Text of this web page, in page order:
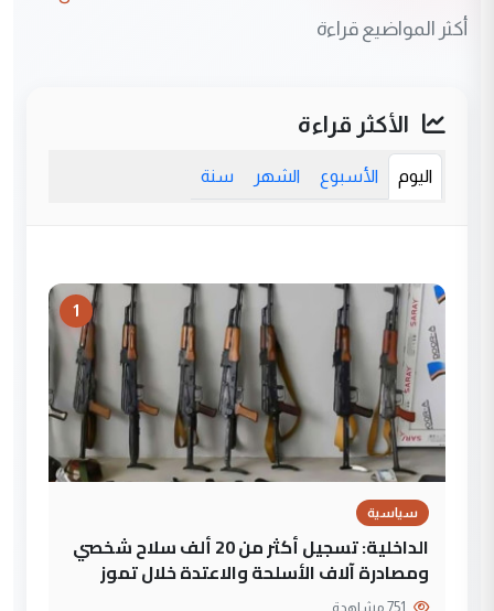
أكثر المواضيع قراءة
الأكثر قراءة
اليوم الأسبوع الشهر سنة
1
سياسية
الداخلية: تسجيل أكثر من 20 ألف سلاح شخصي
ومصادرة آلاف الأسلحة والاعتدة خلال تموز